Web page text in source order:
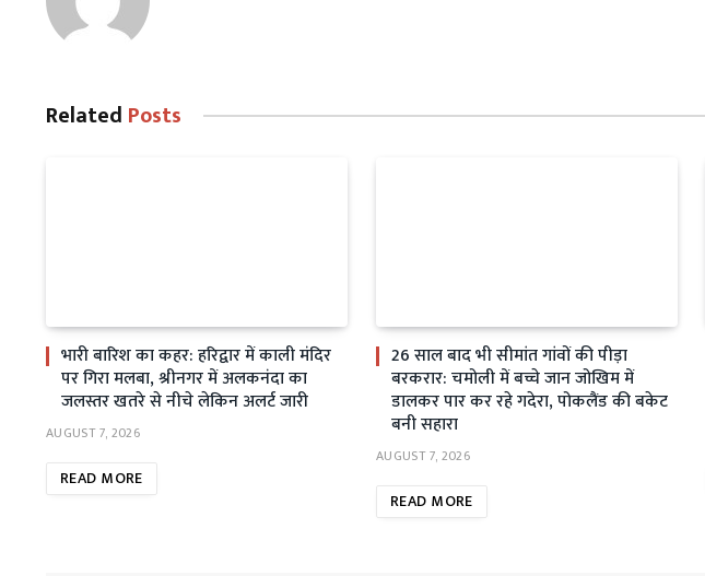
Related Posts
भारी बारिश का कहर: हरिद्वार में काली मंदिर
पर गिरा मलबा, श्रीनगर में अलकनंदा का
जलस्तर खतरे से नीचे लेकिन अलर्ट जारी
AUGUST 7, 2026
READ MORE
26 साल बाद भी सीमांत गांवों की पीड़ा
बरकरार: चमोली में बच्चे जान जोखिम में
डालकर पार कर रहे गदेरा, पोकलैंड की बकेट
बनी सहारा
AUGUST 7, 2026
READ MORE